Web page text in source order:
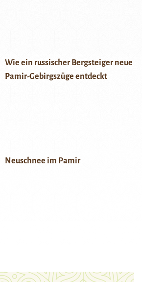
Wie ein russischer Bergsteiger neue
Pamir-Gebirgszüge entdeckt
Neuschnee im Pamir